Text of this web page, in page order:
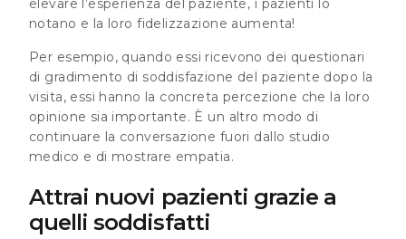
elevare l’esperienza del paziente, i pazienti lo
notano e la loro fidelizzazione aumenta!
Per esempio, quando essi ricevono dei questionari
di gradimento di soddisfazione del paziente dopo la
visita, essi hanno la concreta percezione che la loro
opinione sia importante. È un altro modo di
continuare la conversazione fuori dallo studio
medico e di mostrare empatia.
Attrai nuovi pazienti grazie a
quelli soddisfatti